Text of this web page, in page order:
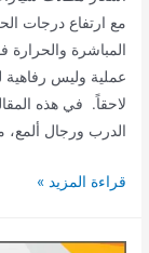
مع ارتفاع درجات
عملية وليس رفاهية
لاحقاً. في هذه
الدرب ورجال ألمع،
أسعار
قراءة المزيد »